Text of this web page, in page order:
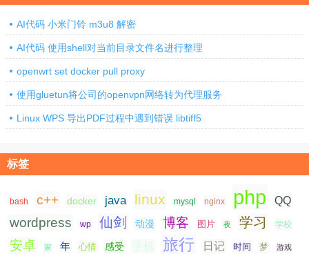
AI代码 小米门铃 m3u8 解密
AI代码 使用shell对当前目录文件名进行整理
openwrt set docker pull proxy
使用gluetun将公司的openvpn网络转为代理服务
Linux WPS 导出PDF过程中遇到错误 libtiff5
标签
bash c++ docker java linux mysql nginx php QQ
wordpress wp 仙剑 动漫 博客 图片 夜 学习 学校
安卓 家 年 心情 感受 手机 旅行 日记 时间 梦 游戏